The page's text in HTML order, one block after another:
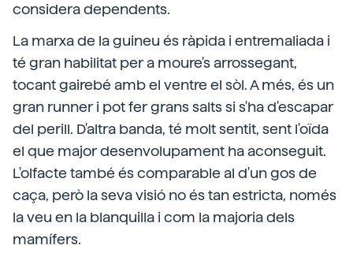
considera dependents.
La marxa de la guineu és ràpida i entremaliada i
té gran habilitat per a moure's arrossegant,
tocant gairebé amb el ventre el sòl. A més, és un
gran runner i pot fer grans salts si s'ha d'escapar
del perill. D'altra banda, té molt sentit, sent l'oïda
el que major desenvolupament ha aconseguit.
L'olfacte també és comparable al d'un gos de
caça, però la seva visió no és tan estricta, només
la veu en la blanquilla i com la majoria dels
mamífers.